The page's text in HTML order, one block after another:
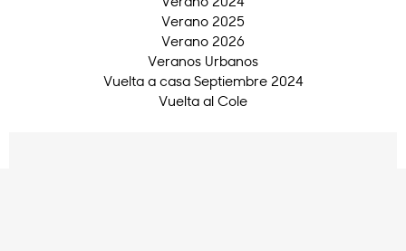
Verano 2025
Verano 2026
Veranos Urbanos
Vuelta a casa Septiembre 2024
Vuelta al Cole